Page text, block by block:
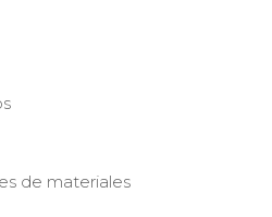
de materiales